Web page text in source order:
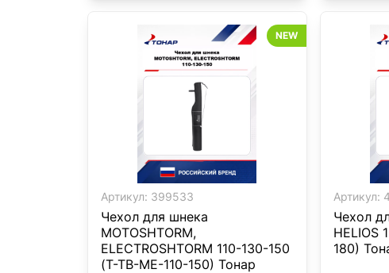
Артикул: 399533
Чехол для шнека
MOTOSHTORM,
ELECTROSHTORM 110-130-150
(T-TB-ME-110-150) Тонар
NEW
Артикул:
Чехол
HELIOS
180)